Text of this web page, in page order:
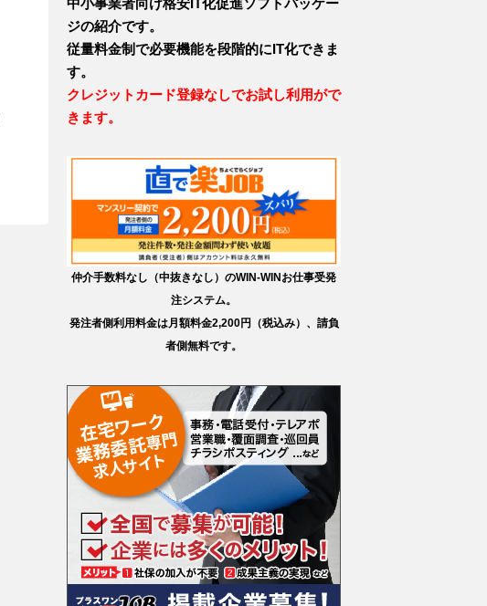
中小事業者向け格安IT化促進ソフトパッケー
ジの紹介です。
従量料金制で必要機能を段階的にIT化できま
す。
クレジットカード登録なしでお試し利用がで
きます。
仲介手数料なし（中抜きなし）のWIN-WINお仕事受発
注システム。
発注者側利用料金は月額料金2,200円（税込み）、請負
者側無料です。